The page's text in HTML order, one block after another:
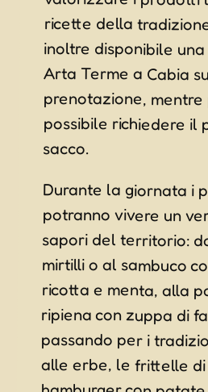
Arta Terme a Cabia su
sacco.
Durante la giornata i
potranno vivere un
sapori del territorio:
mirtilli o al sambuco
ricotta e menta,
ripiena con
passando per i
alle erbe, le frittelle
hamburger con patate,
polenta e fagioli,
“biscotuts cun aghe di